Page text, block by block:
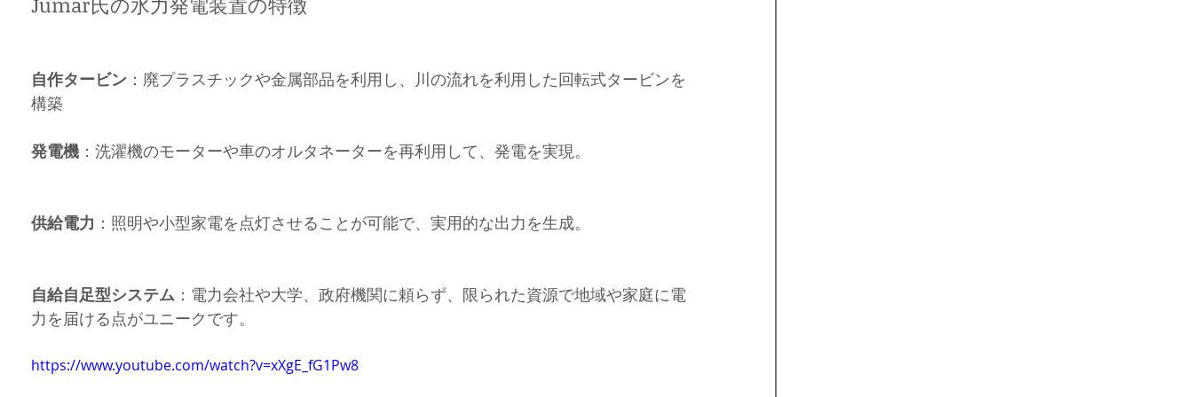
自作タービン ：廃プラスチックや金属部品を利用し、川の流れを利用した回転式タービンを
構築
発電機 ：洗濯機のモーターや車のオルタネーターを再利用して、発電を実現。
供給電力 ：照明や小型家電を点灯させることが可能で、実用的な出力を生成。
自給自足型システム ：電力会社や大学、政府機関に頼らず、限られた資源で地域や家庭に電
力を届ける点がユニークです。
https://www.youtube.com/watch?v=xXgE_fG1Pw8